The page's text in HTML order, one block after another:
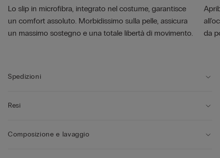
Lo slip in microfibra, integrato nel costume, garantisce
un comfort assoluto. Morbidissimo sulla pelle, assicura
un massimo sostegno e una totale libertà di movimento.
da
Spedizioni
Resi
Composizione e lavaggio